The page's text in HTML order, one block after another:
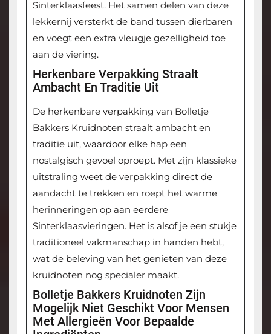
Sinterklaasfeest. Het samen delen van deze
lekkernij versterkt de band tussen dierbaren
en voegt een extra vleugje gezelligheid toe
aan de viering.
Herkenbare Verpakking Straalt
Ambacht En Traditie Uit
De herkenbare verpakking van Bolletje
Bakkers Kruidnoten straalt ambacht en
traditie uit, waardoor elke hap een
nostalgisch gevoel oproept. Met zijn klassieke
uitstraling weet de verpakking direct de
aandacht te trekken en roept het warme
herinneringen op aan eerdere
Sinterklaasvieringen. Het is alsof je een stukje
traditioneel vakmanschap in handen hebt,
wat de beleving van het genieten van deze
kruidnoten nog specialer maakt.
Bolletje Bakkers Kruidnoten Zijn
Mogelijk Niet Geschikt Voor Mensen
Met Allergieën Voor Bepaalde